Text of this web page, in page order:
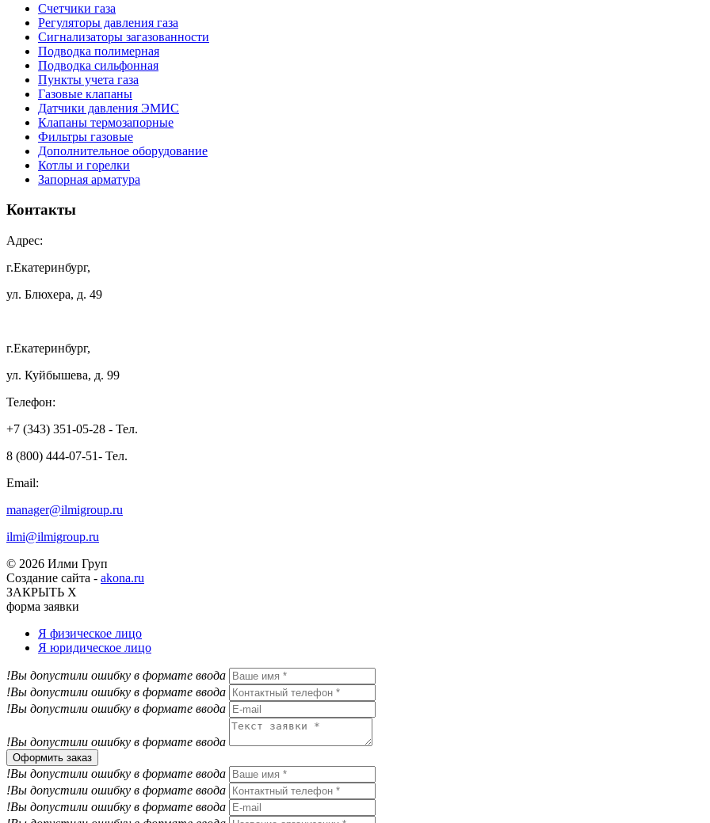
Счетчики газа
Регуляторы давления газа
Сигнализаторы загазованности
Подводка полимерная
Подводка сильфонная
Пункты учета газа
Газовые клапаны
Датчики давления ЭМИС
Клапаны термозапорные
Фильтры газовые
Дополнительное оборудование
Котлы и горелки
Запорная арматура
Контакты
Адрес:
г.Екатеринбург,
ул. Блюхера, д. 49
г.Екатеринбург,
ул. Куйбышева, д. 99
Телефон:
+7 (343) 351-05-28 - Тел.
8 (800) 444-07-51- Тел.
Email:
manager@ilmigroup.ru
ilmi@ilmigroup.ru
© 2026 Илми Груп
Создание сайта - akona.ru
ЗАКРЫТЬ Х
форма заявки
Я физическое лицо
Я юридическое лицо
!Вы допустили ошибку в формате ввода
!Вы допустили ошибку в формате ввода
!Вы допустили ошибку в формате ввода
!Вы допустили ошибку в формате ввода
Оформить заказ
!Вы допустили ошибку в формате ввода
!Вы допустили ошибку в формате ввода
!Вы допустили ошибку в формате ввода